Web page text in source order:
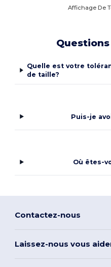
Affichage De
Quelle est votre
de taille?
Puis-je
Où êtes-
Contactez-nous
Laissez-nous vous